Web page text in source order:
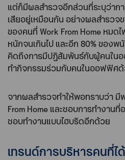
แต่ก็มีผลสำรวจอีกส่วนที่ระบุว่ากา
เสียอยู่เหมือนกัน อย่างผลสำรวจ
ของคนที่ Work From Home หมด
หนักจนเกินไป และอีก 80% ของ
คิดถึงการมีปฏิสัมพันธ์กับผู้คนใน
ทำกิจกรรมร่วมกับคนในออฟฟิศ
จากผลสำรวจทำให้พอทราบว่า
From Home และชอบการทำงาน
ชอบทำงานแบบไฮบริดอีกด้วย
เทรนด์การบริหารคนที่ไ